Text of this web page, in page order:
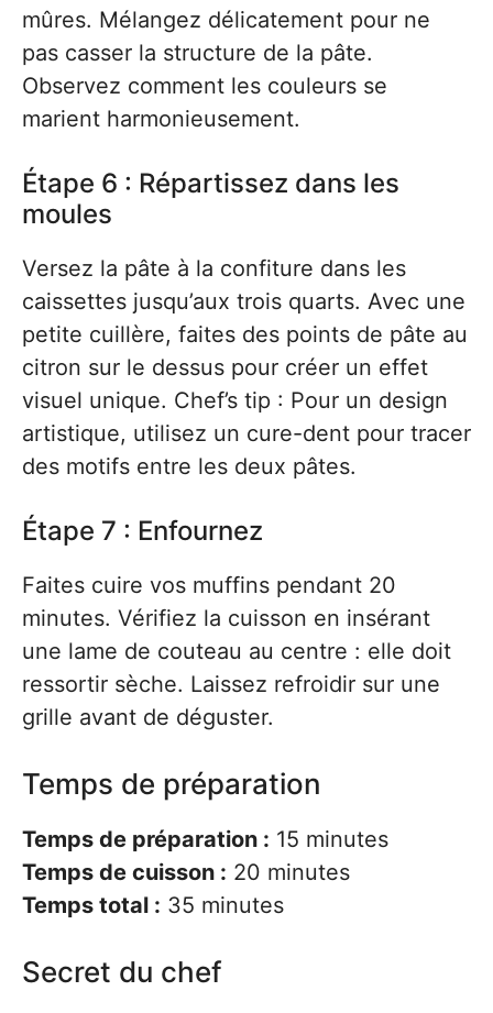
mûres. Mélangez délicatement pour ne
pas casser la structure de la pâte.
Observez comment les couleurs se
marient harmonieusement.
Étape 6 : Répartissez dans les
moules
Versez la pâte à la confiture dans les
caissettes jusqu’aux trois quarts. Avec une
petite cuillère, faites des points de pâte au
citron sur le dessus pour créer un effet
visuel unique. Chef’s tip : Pour un design
artistique, utilisez un cure-dent pour tracer
des motifs entre les deux pâtes.
Étape 7 : Enfournez
Faites cuire vos muffins pendant 20
minutes. Vérifiez la cuisson en insérant
une lame de couteau au centre : elle doit
ressortir sèche. Laissez refroidir sur une
grille avant de déguster.
Temps de préparation
Temps de préparation : 15 minutes
Temps de cuisson : 20 minutes
Temps total : 35 minutes
Secret du chef